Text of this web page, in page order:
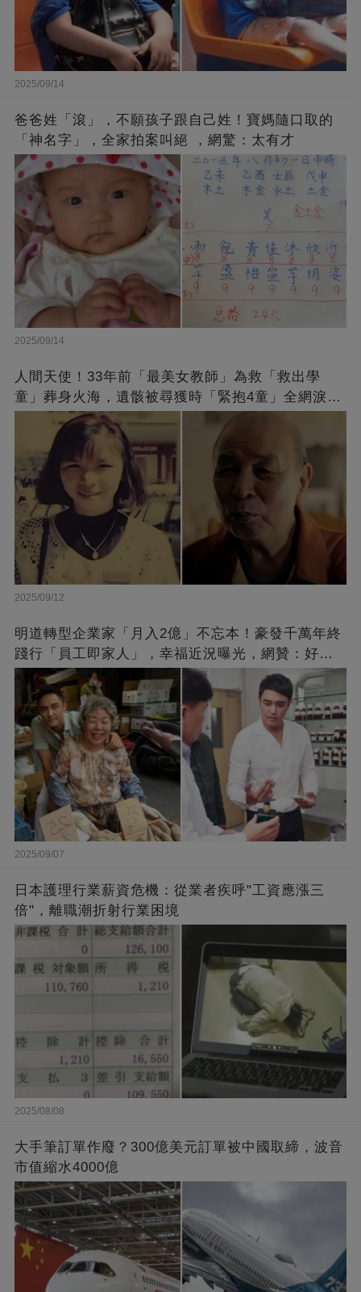
2025/09/14
爸爸姓「滾」，不願孩子跟自己姓！寶媽隨口取的
「神名字」，全家拍案叫絕 ，網驚：太有才
2025/09/14
人間天使！33年前「最美女教師」為救「救出學
童」葬身火海，遺骸被尋獲時「緊抱4童」全網淚
崩：真正的英雄不該被遺忘
2025/09/12
明道轉型企業家「月入2億」不忘本！豪發千萬年終
踐行「員工即家人」，幸福近況曝光，網贊：好老
闆的福報
2025/09/07
日本護理行業薪資危機：從業者疾呼"工資應漲三
倍"，離職潮折射行業困境
2025/08/08
大手筆訂單作廢？300億美元訂單被中國取締，波音
市值縮水4000億